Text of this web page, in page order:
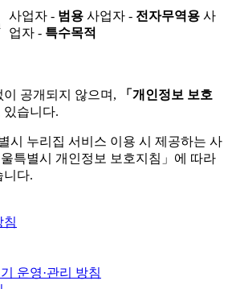
사업자 - 범용 사업자 - 전자무역용 사
업자 - 특수목적
공개되지 않으며,
「개인정보 보호
있습니다.
시 누리집 서비스 이용 시 제공하는 사
특별시 개인정보 보호지침」에 따라
니다.
침
운영·관리 방침